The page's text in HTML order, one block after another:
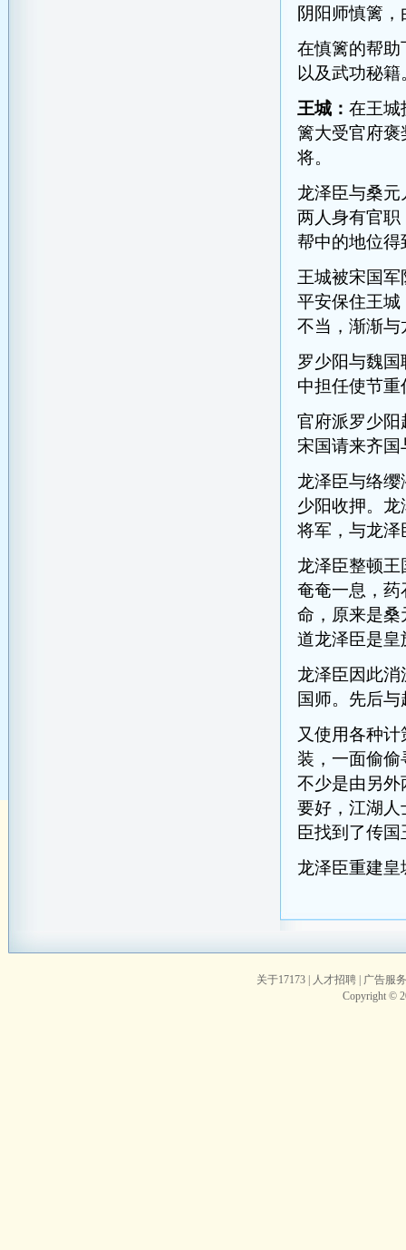
阴阳师慎篱
在慎篱的帮
以及武功秘
王城：在王城
篱大受官府
将。
龙泽臣与桑
两人身有官
帮中的地位得
王城被宋国
平安保住王
不当，渐渐
罗少阳与魏
中担任使节
官府派罗少
宋国请来齐
龙泽臣与络
少阳收押。
将军，与龙
龙泽臣整顿
奄奄一息，
命，原来是
道龙泽臣是
龙泽臣因此
国师。先后
又使用各种
装，一面偷
不少是由另
要好，江湖
臣找到了传
龙泽臣重建
关于17173 人才招聘
广告服务
Copyright ©